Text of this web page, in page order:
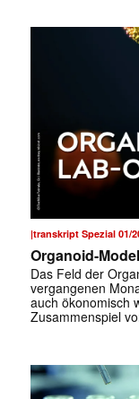
|transkript Spezial 01/
Organoid-
Das Feld der
vergangenen
auch ökonomisch
Zusammenspiel